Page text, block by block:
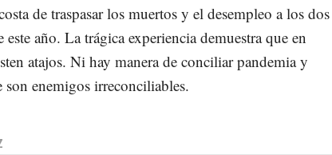
de traspasar los muertos y el desempleo a los dos
este año. La trágica experiencia demuestra que en
atajos. Ni hay manera de conciliar pandemia y
enemigos irreconciliables.